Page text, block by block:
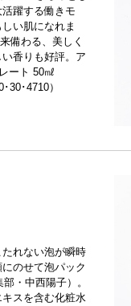
躍する働きモ
い肌になれま
備わる、美しく
香りも好評。ア
ート 50㎖
30･4710）
たれない泡が瞬時
のせて泡パック
・中西陽子）。
スを含む化粧水